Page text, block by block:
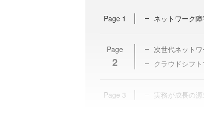
Page 1 ネットワーク
Page
2
次世代ネット
クラウドシフ
Page 3 実務が成長の